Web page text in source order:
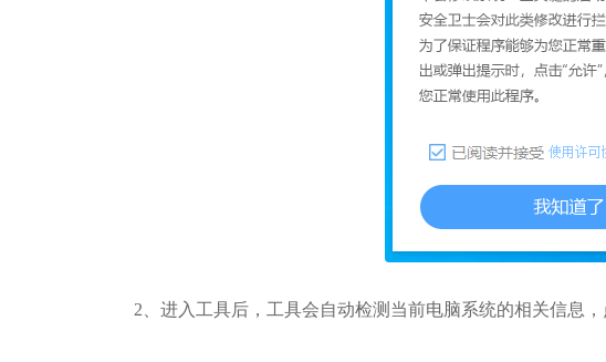
2、进入工具后，工具会自动检测当前电脑系统的相关信息，